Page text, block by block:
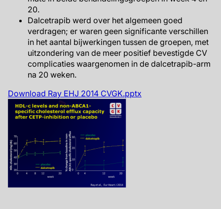
20.
Dalcetrapib werd over het algemeen goed
verdragen; er waren geen significante verschillen
in het aantal bijwerkingen tussen de groepen, met
uitzondering van de meer positief bevestigde CV
complicaties waargenomen in de dalcetrapib-arm
na 20 weken.
Download Ray EHJ 2014 CVGK.pptx